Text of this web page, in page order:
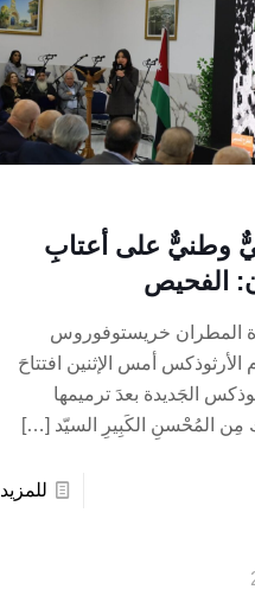
وطنيٌّ على أعتابِ
الفحيص
المطران خريستوفوروس
أمس الإثنين افتتاحَ
الجَديدة بعدَ ترميمها
مِن المُحْسنِ الكَبِيرِ السيّد […]
للمزيد